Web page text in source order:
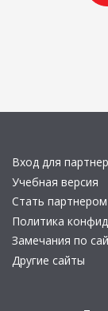
Вход для
Учебная версия
Стать партнером
Политика
Замечания по
Другие сайты